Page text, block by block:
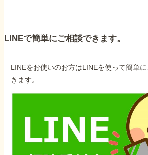
LINEで簡単にご相談できます。
LINEをお使いのお方はLINEを使って簡単
きます。